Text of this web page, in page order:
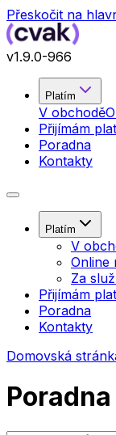
Přeskočit na
v1.9.0-966
Platím
V obchodě
Přijímám
Poradna
Kontakty
Platím
V
Online
Za
Přijímám
Poradna
Kontakty
Domovská
Poradna